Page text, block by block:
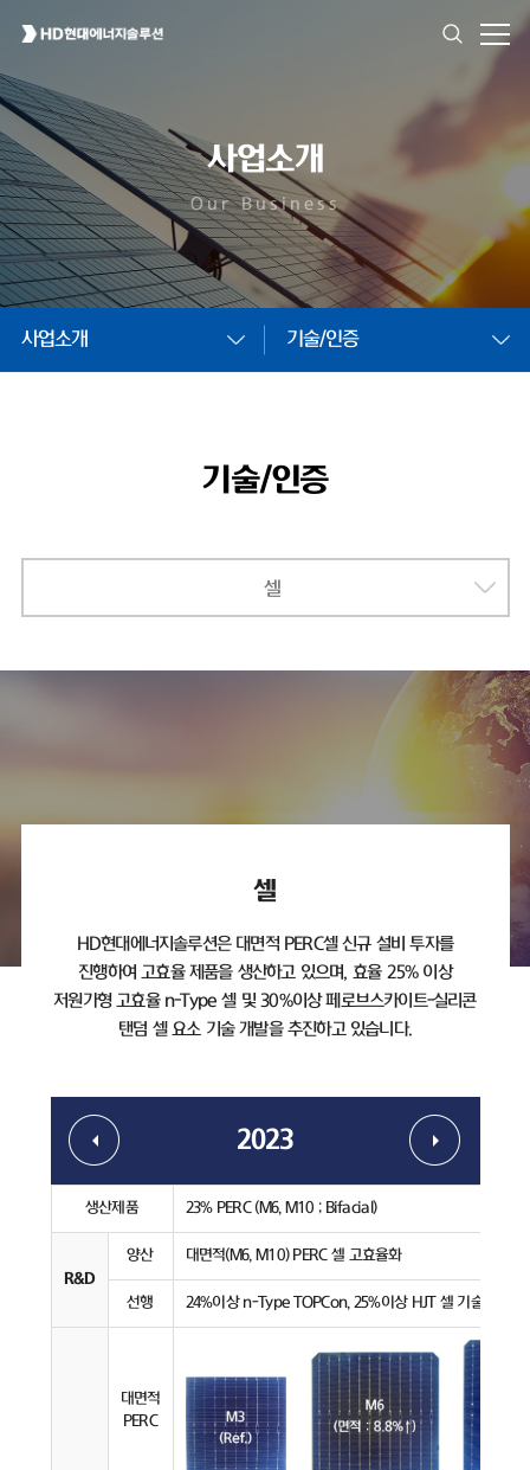
사업소개
Our Business
사업소개 기술/인증
기술/인증
셀
셀
HD현대에너지솔루션은 대면적 PERC셀 신규 설비 투자를
진행하여 고효율 제품을 생산하고 있으며, 효율 25% 이상
저원가형 고효율 n-Type 셀 및 30%이상 페로브스카이트-실리콘
탠덤 셀 요소 기술 개발을 추진하고 있습니다.
2023
생산제품 23% PERC (M6, M10 ; Bifacial)
R&D
양산 대면적(M6, M10) PERC 셀 고효율화
선행 24%이상 n-Type TOPCon, 25%이상 HJT 셀 기술 개발
대면적
PERC